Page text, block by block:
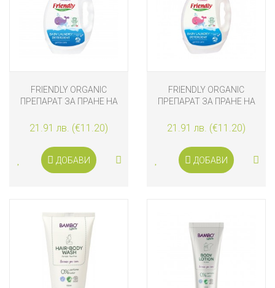
FRIENDLY ORGANIC
ПРЕПАРАТ ЗА ПРАНЕ НА
ЛАВАНДУЛА, 2L
21.91 лв. (€11.20)
ДОБАВИ
FRIENDLY ORGANIC
ПРЕПАРАТ ЗА ПРАНЕ НА
2L
21.91 лв. (€11.20)
ДОБАВИ